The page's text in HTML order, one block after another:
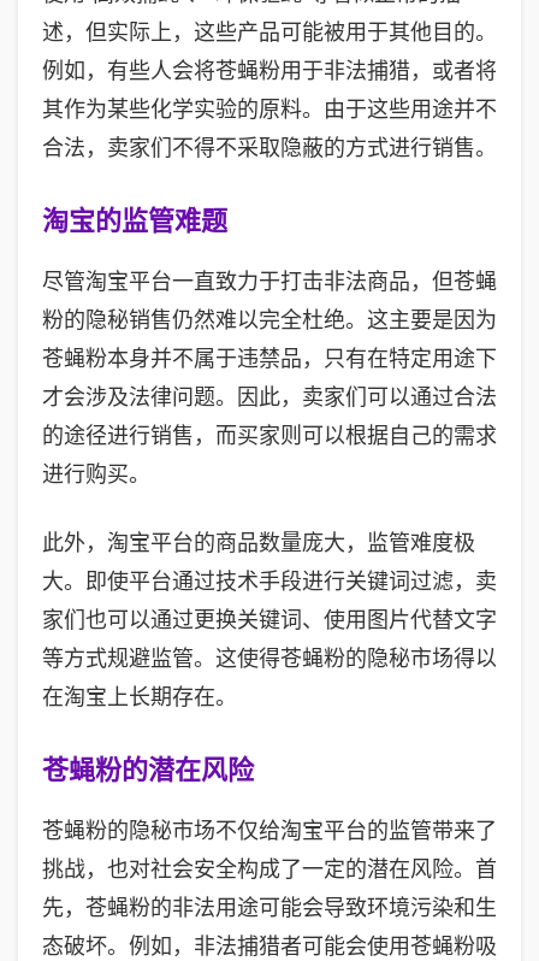
述，但实际上，这些产品可能被用于其他目的。
例如，有些人会将苍蝇粉用于非法捕猎，或者将
其作为某些化学实验的原料。由于这些用途并不
合法，卖家们不得不采取隐蔽的方式进行销售。
淘宝的监管难题
尽管淘宝平台一直致力于打击非法商品，但苍蝇
粉的隐秘销售仍然难以完全杜绝。这主要是因为
苍蝇粉本身并不属于违禁品，只有在特定用途下
才会涉及法律问题。因此，卖家们可以通过合法
的途径进行销售，而买家则可以根据自己的需求
进行购买。
此外，淘宝平台的商品数量庞大，监管难度极
大。即使平台通过技术手段进行关键词过滤，卖
家们也可以通过更换关键词、使用图片代替文字
等方式规避监管。这使得苍蝇粉的隐秘市场得以
在淘宝上长期存在。
苍蝇粉的潜在风险
苍蝇粉的隐秘市场不仅给淘宝平台的监管带来了
挑战，也对社会安全构成了一定的潜在风险。首
先，苍蝇粉的非法用途可能会导致环境污染和生
态破坏。例如，非法捕猎者可能会使用苍蝇粉吸